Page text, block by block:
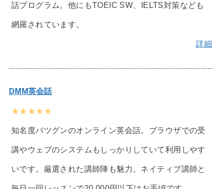
話プログラム。他にもTOEIC SW、IELTS対策なども
網羅されています。
詳細
DMM英会話
★★★★★
知名度バツグンのオンライン英会話。ブラウザでの受
講やウェブのシステムもしっかりしていて利用しやす
いです。厳選された講師陣も魅力。ネイティブ講師と